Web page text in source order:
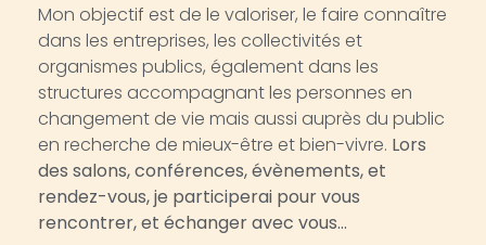
Mon objectif est de le valoriser, le faire connaître
dans les entreprises, les collectivités et
organismes publics, également dans les
structures accompagnant les personnes en
changement de vie mais aussi auprès du public
en recherche de mieux-être et bien-vivre. Lors
des salons, conférences, évènements, et
rendez-vous, je participerai pour vous
rencontrer, et échanger avec vous…